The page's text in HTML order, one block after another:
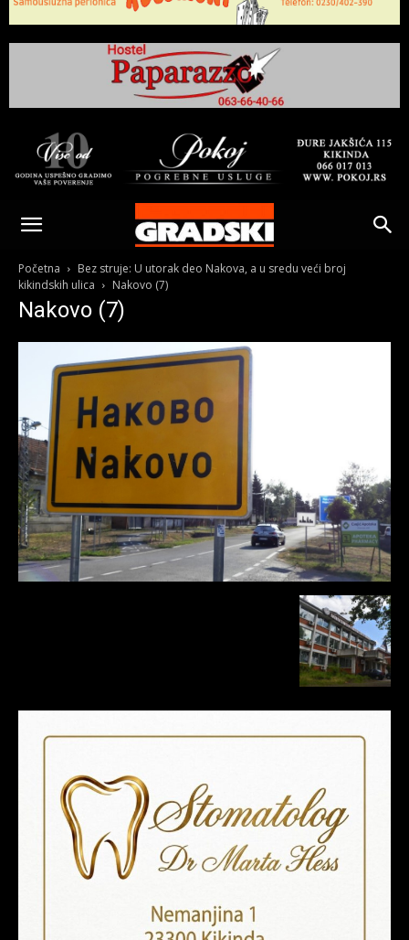
Gradski
Online
Kikinda
Početna
Bez struje: U utorak deo Nakova, a u sredu veći broj
kikindskih ulica
Nakovo (7)
Nakovo (7)